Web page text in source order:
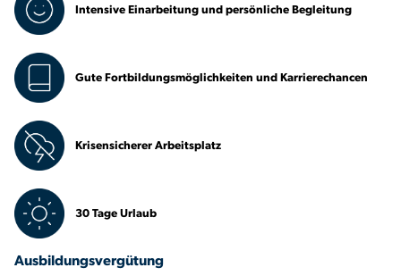
Intensive Einarbeitung und persönliche Begleitung
Gute Fortbildungsmöglichkeiten und Karrierechancen
Krisensicherer Arbeitsplatz
30 Tage Urlaub
Ausbildungsvergütung